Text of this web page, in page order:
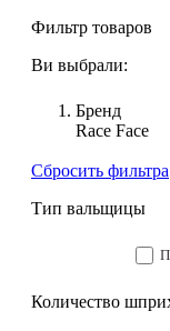
Фильтр товаров
Ви выбрали:
Бренд
Race Face
Сбросить фильтра
Тип вальщицы
Количество